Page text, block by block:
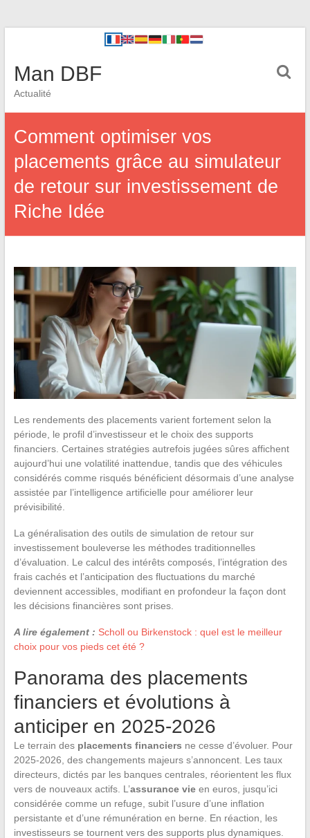
Man DBF
Actualité
Comment optimiser vos
placements grâce au simulateur
de retour sur investissement de
Riche Idée
Les rendements des placements varient fortement selon la
période, le profil d’investisseur et le choix des supports
financiers. Certaines stratégies autrefois jugées sûres affichent
aujourd’hui une volatilité inattendue, tandis que des véhicules
considérés comme risqués bénéficient désormais d’une analyse
assistée par l’intelligence artificielle pour améliorer leur
prévisibilité.
La généralisation des outils de simulation de retour sur
investissement bouleverse les méthodes traditionnelles
d’évaluation. Le calcul des intérêts composés, l’intégration des
frais cachés et l’anticipation des fluctuations du marché
deviennent accessibles, modifiant en profondeur la façon dont
les décisions financières sont prises.
A lire également : Scholl ou Birkenstock : quel est le meilleur
choix pour vos pieds cet été ?
Panorama des placements
financiers et évolutions à
anticiper en 2025-2026
Le terrain des placements financiers ne cesse d’évoluer. Pour
2025-2026, des changements majeurs s’annoncent. Les taux
directeurs, dictés par les banques centrales, réorientent les flux
vers de nouveaux actifs. L’assurance vieen euros, jusqu’ici
considérée comme un refuge, subit l’usure d’une inflation
persistante et d’une rémunération en berne. En réaction, les
investisseurs se tournent vers des supports plus dynamiques.